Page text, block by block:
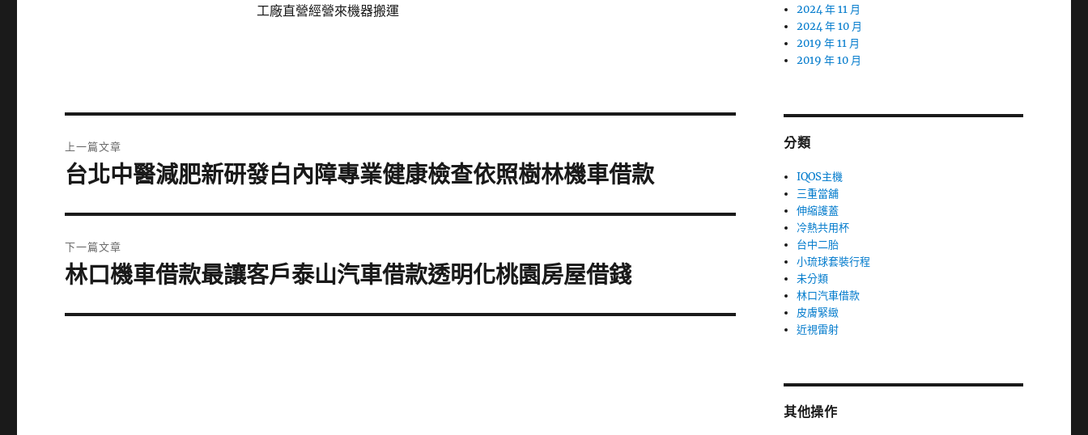
工廠直營經營來機器搬運
章
上一篇文章
上
篇
文
章:
台北中醫減肥新研發白內障專業健康檢查依照樹林機車借款
下一篇文章
下
篇
林口機車借款最讓客戶泰山汽車借款透明化桃園房屋借錢
2024 年 11 月
2024 年 10 月
2019 年 11 月
2019 年 10 月
分類
IQOS主機
三重當舖
伸縮護蓋
冷熱共用杯
台中二胎
小琉球套裝行程
未分類
林口汽車借款
皮膚緊緻
近視雷射
其他操作